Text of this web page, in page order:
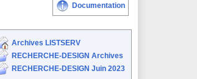
Documentation
Archives LISTSERV
RECHERCHE-DESIGN Archives
RECHERCHE-DESIGN Juin 2023